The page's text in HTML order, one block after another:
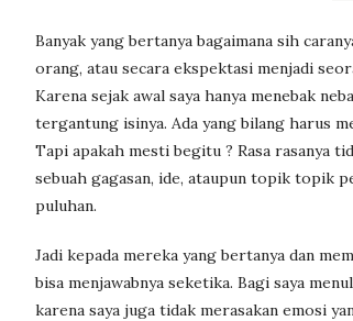
Banyak yang bertanya bagaimana sih
orang, atau secara ekspektasi menjadi
Karena sejak awal saya hanya menebak
tergantung isinya. Ada yang bilang harus
Tapi apakah mesti begitu ? Rasa rasanya
sebuah gagasan, ide, ataupun topik topik
puluhan.
Jadi kepada mereka yang bertanya dan
bisa menjawabnya seketika. Bagi saya
karena saya juga tidak merasakan emosi